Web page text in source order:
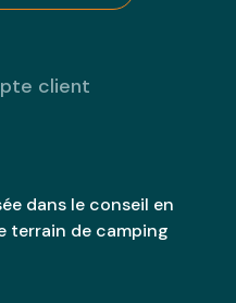
client
dans le conseil en
terrain de camping